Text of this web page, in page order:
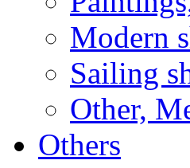
Modern
Sailing
Other,
Others